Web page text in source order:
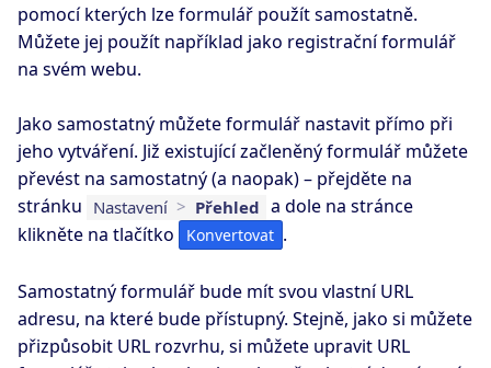
pomocí kterých lze formulář použít samostatně.
Můžete jej použít například jako registrační formulář
na svém webu.
Jako samostatný můžete formulář nastavit přímo při
jeho vytváření. Již existující začleněný formulář můžete
převést na samostatný (a naopak) – přejděte na
stránku Nastavení > Přehled a dole na stránce
klikněte na tlačítko
Konvertovat .
Samostatný formulář bude mít svou vlastní URL
adresu, na které bude přístupný. Stejně, jako si můžete
přizpůsobit URL rozvrhu, si můžete upravit URL